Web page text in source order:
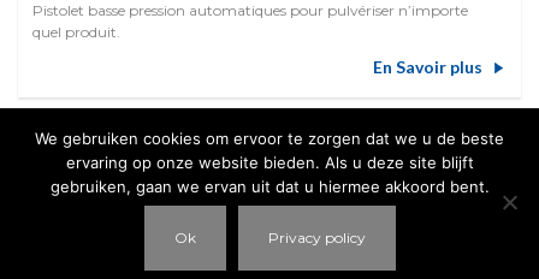
Pistolet basse pression automatiques pour pulvériser n’importe
quel produit.
En Savoir plus
We gebruiken cookies om ervoor te zorgen dat we u de beste
ervaring op onze website bieden. Als u deze site blijft
gebruiken, gaan we ervan uit dat u hiermee akkoord bent.
Ok Privacy policy